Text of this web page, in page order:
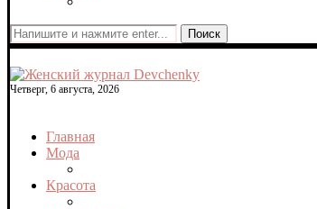
Поиск
Четверг, 6 августа, 2026
Главная
Мода
Красота